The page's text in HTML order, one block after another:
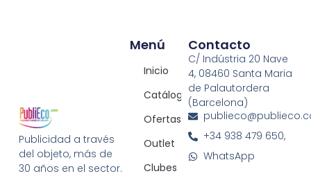
Publicidad a través
del objeto, más de
30 años en el sector.
Menú
Inicio
Catálogos
Ofertas
Outlet
Clubes
Contacto
C/ Indústria 20 Nave
4, 08460 Santa Maria
de Palautordera
(Barcelona)
+34 938 479 650,
WhatsApp